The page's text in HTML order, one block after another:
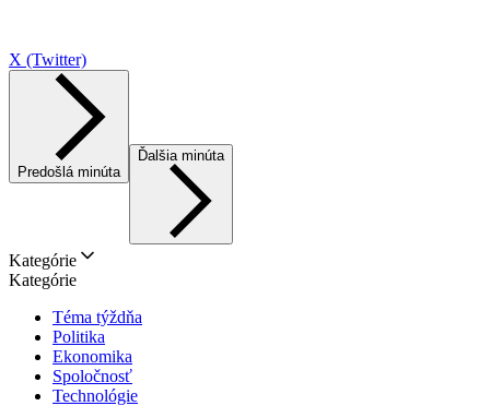
X (Twitter)
Predošlá minúta
Ďalšia minúta
Kategórie
Kategórie
Téma týždňa
Politika
Ekonomika
Spoločnosť
Technológie